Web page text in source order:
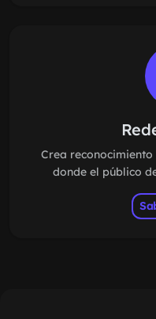
Crea
donde el público